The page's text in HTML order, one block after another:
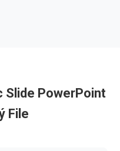
Slide PowerPoint
File